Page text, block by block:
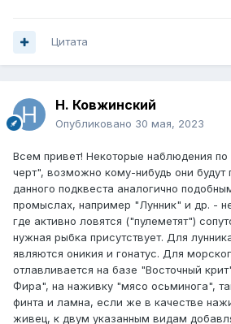
Цитата
Н. Ковжинский
Опубликовано 30 мая, 2023
Всем привет! Некоторые наблюдения
черт", возможно кому-нибудь они будут
данного подквеста аналогично
промыслах, например "Лунник" и др. -
где активно ловятся ("пулеметят")
нужная рыбка присутствует. Для
являются оникия и гонатус. Для
отлавливается на базе "Восточный
Фира", на наживку "мясо осьминога",
финта и ламна, если же в качестве
живец, к двум указанным видам